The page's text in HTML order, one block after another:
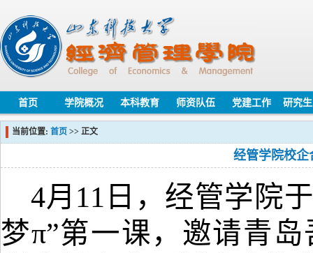
首页 学院概况 本科教育 师资队伍 党建工作 研究
当前位置: 首页 >> 正文
经管学院校企
4月11日，经管学院
梦π”第一课，邀请青岛